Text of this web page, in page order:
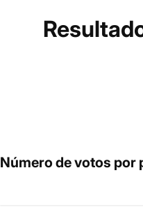
Número de votos por